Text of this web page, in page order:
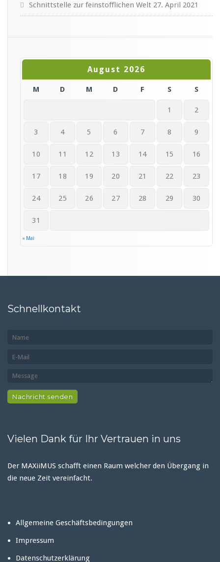
Schnittstelle zur feinstofflichen Welt 27. April 2021
August 2026
M D M D F S S
1 2
3 4 5 6 7 8 9
10 11 12 13 14 15 16
17 18 19 20 21 22 23
24 25 26 27 28 29 30
31
« Mai
Schnellkontakt
Vielen Dank für Ihr Vertrauen in uns
Der MAXiiMUS schafft einen Raum welcher den Übergang in
die neue Zeit vereinfacht.
Allgemeine Geschäftsbedingungen
Impressum
Datenschutzerklärung